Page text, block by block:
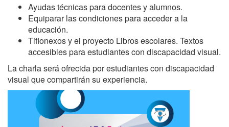
Ayudas técnicas para docentes y alumnos.
Equiparar las condiciones para acceder a la
educación.
Tiflonexos y el proyecto Libros escolares. Textos
accesibles para estudiantes con discapacidad visual.
La charla será ofrecida por estudiantes con discapacidad
visual que compartirán su experiencia.